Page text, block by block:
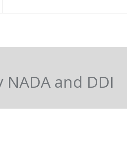
and DDI